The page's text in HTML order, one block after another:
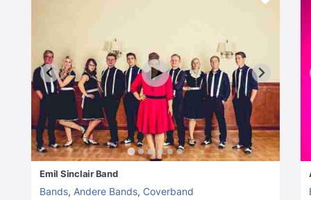
Emil Sinclair Band
Bands, Andere Bands, Coverband